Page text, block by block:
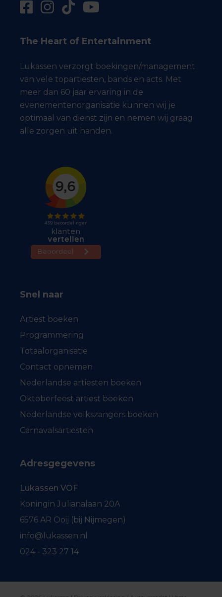
The Heart of Entertainment
Lukassen verzorgt boekingen/management
van vele topartiesten, bands en acts. Met
meer dan 60 jaar ervaring in de
evenementenorganisatie kunnen wij je
optimaal van dienst zijn en nemen wij graag
alle zorgen uit handen.
Snel naar
Artiest boeken
Programmering
Totaalorganisatie
Contact opnemen
Nederlandse artiesten boeken
Oktoberfeest artiest boeken
Nederlandse volkszangers boeken
Carnavalsartiesten
Adresgegevens
Lukassen VOF
Koningin Julianalaan 20A
6576 AR Ooij (bij Nijmegen)
info@lukassen.nl
024 - 323 27 14